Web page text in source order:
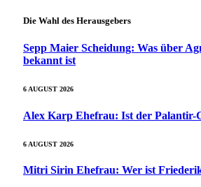
Die Wahl des Herausgebers
Sepp Maier Scheidung: Was über
bekannt ist
6 AUGUST 2026
Alex Karp Ehefrau: Ist der Palantir-
6 AUGUST 2026
Mitri Sirin Ehefrau: Wer ist